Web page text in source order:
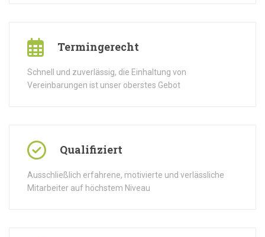
Termingerecht
Schnell und zuverlässig, die Einhaltung von
Vereinbarungen ist unser oberstes Gebot
Qualifiziert
Ausschließlich erfahrene, motivierte und verlässliche
Mitarbeiter auf höchstem Niveau